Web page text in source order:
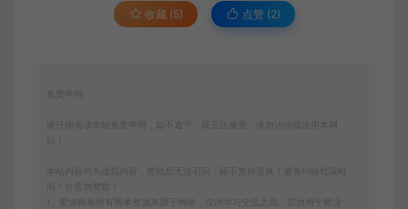
收藏 (5) 点赞 (2)
免责申明
请仔细阅读本站免责申明，如不遵守，或无法接受，请勿访问或使用本网
本站内容均为虚拟内容，赞助后无法召回，顾不支持退换！避免纠纷耽误时
间！介意勿赞助！
1、爱游网单所有网单资源来源于网络，仅供学习交流之用。切勿用于商业